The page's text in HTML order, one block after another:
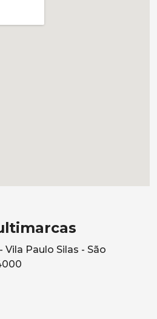
Vila Paulo Silas - São